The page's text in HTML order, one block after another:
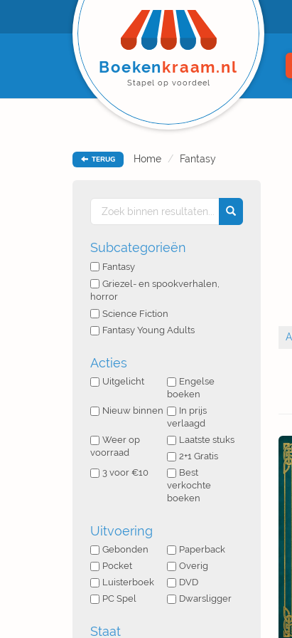
Boekenkraam.nl
Stapel op voordeel
TERUG Home Fantasy
Subcategorieën
Fantasy
Griezel- en spookverhalen,
horror
Science Fiction
Fantasy Young Adults
Acties
Uitgelicht
Engelse
boeken
Nieuw binnen
In prijs
verlaagd
Weer op
voorraad
Laatste stuks
2+1 Gratis
3 voor €10
Best
verkochte
boeken
Uitvoering
Gebonden
Paperback
Pocket
Overig
Luisterboek
DVD
PC Spel
Dwarsligger
Staat